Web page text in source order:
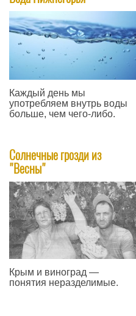
Каждый день мы
употребляем внутрь воды
больше, чем чего-либо.
Солнечные грозди из
"Весны"
Крым и виноград —
понятия неразделимые.